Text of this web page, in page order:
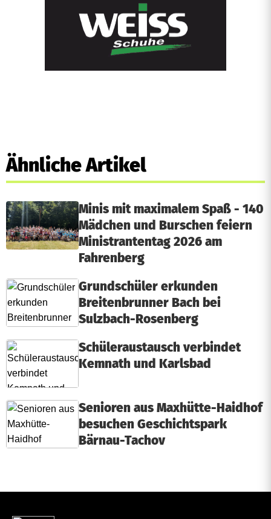
Ähnliche Artikel
Minis mit maximalem Spaß - 140
Mädchen und Burschen feiern
Ministrantentag 2026 am
Fahrenberg
Grundschüler erkunden
Breitenbrunner Bach bei
Sulzbach-Rosenberg
Schüleraustausch verbindet
Kemnath und Karlsbad
Senioren aus Maxhütte-Haidhof
besuchen Geschichtspark
Bärnau-Tachov